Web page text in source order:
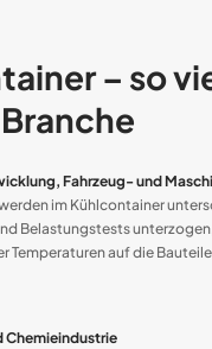
– so
Fahrzeug- und
im Kühl­container
Belastungs­tests
Tempe­ra­turen auf die
Chemie­industrie